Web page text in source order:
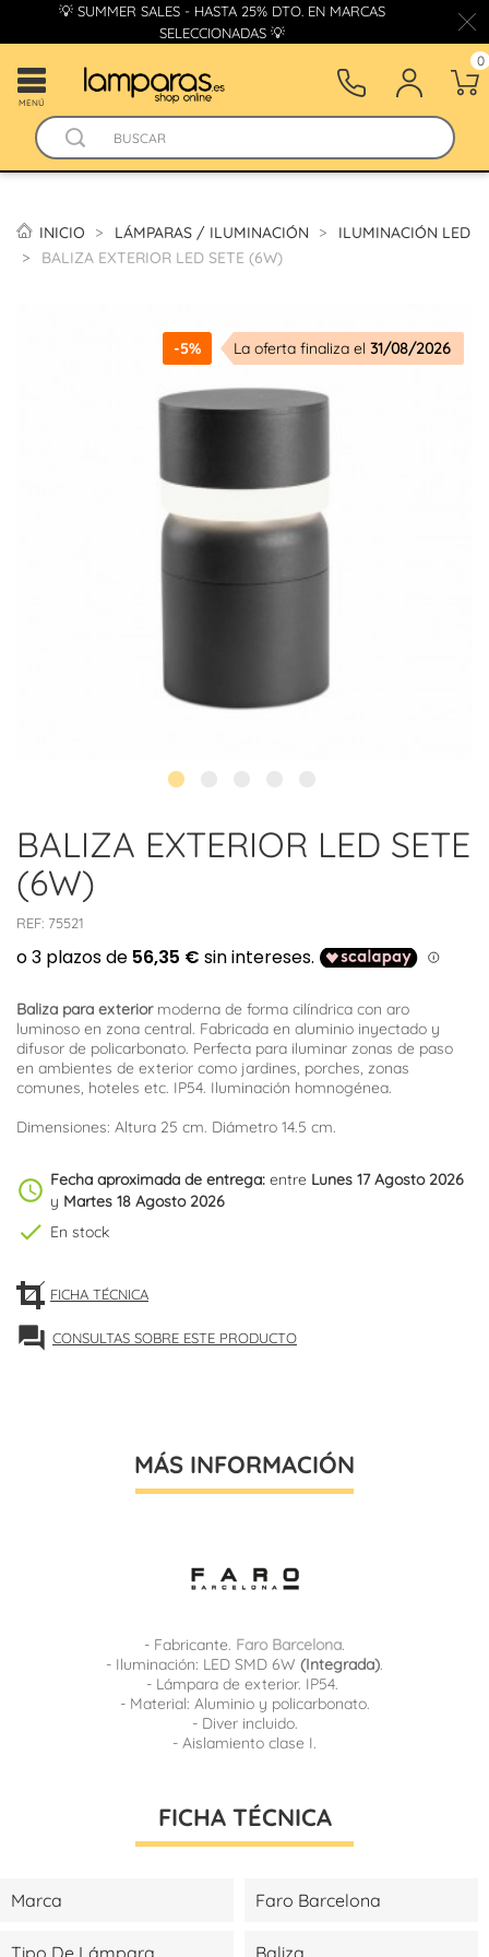
💡 SUMMER SALES - HASTA 25% DTO. EN MARCAS
SELECCIONADAS 💡
MENÚ
0
INICIO LÁMPARAS / ILUMINACIÓN
ILUMINACIÓN LED
BALIZA EXTERIOR LED SETE (6W)
-5% La oferta finaliza el 31/08/2026
BALIZA EXTERIOR LED SETE
(6W)
REF: 75521
Baliza para exterior moderna de forma cilíndrica con aro
luminoso en zona central. Fabricada en aluminio inyectado y
difusor de policarbonato. Perfecta para iluminar zonas de paso
en ambientes de exterior como jardines, porches, zonas
comunes, hoteles etc. IP54. Iluminación homnogénea.
Dimensiones: Altura 25 cm. Diámetro 14.5 cm.
schedule Fecha aproximada de entrega: entre Lunes 17 Agosto 2026
y Martes 18 Agosto 2026
check En stock
FICHA TÉCNICA
forum CONSULTAS SOBRE ESTE PRODUCTO
MÁS INFORMACIÓN
- Fabricante. Faro Barcelona.
- Iluminación: LED SMD 6W (Integrada).
- Lámpara de exterior. IP54.
- Material: Aluminio y policarbonato.
- Diver incluido.
- Aislamiento clase I.
FICHA TÉCNICA
Marca Faro Barcelona
Tipo De Lámpara Baliza